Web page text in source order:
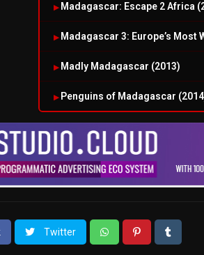
Madagascar: Escape 2 Africa
Madagascar 3: Europe’s Most
Madly Madagascar (2013)
Penguins of Madagascar
Twitter